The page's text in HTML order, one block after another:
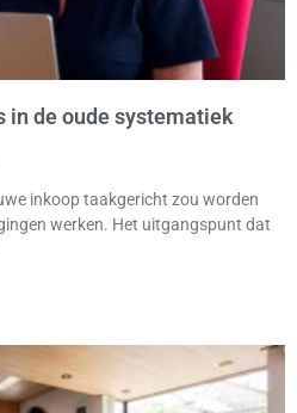
in de oude systematiek
inkoop taakgericht zou worden
werken. Het uitgangspunt dat